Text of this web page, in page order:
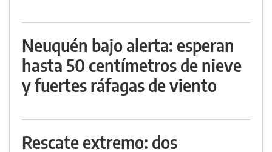
Neuquén bajo alerta: esperan
hasta 50 centímetros de nieve
y fuertes ráfagas de viento
Rescate extremo: dos